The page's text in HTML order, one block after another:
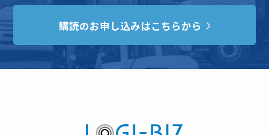
購読のお申し込みはこちらから